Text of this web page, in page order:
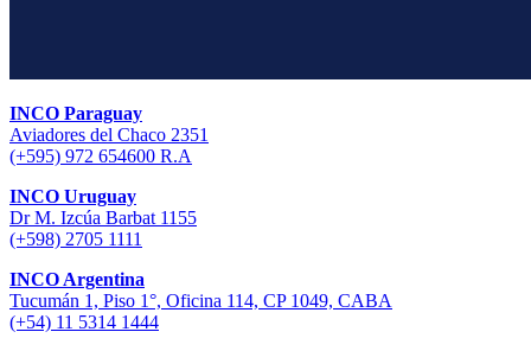
INCO Paraguay
Aviadores del Chaco 2351
(+595) 972 654600 R.A
INCO Uruguay
Dr M. Izcúa Barbat 1155
(+598) 2705 1111
INCO Argentina
Tucumán 1, Piso 1°, Oficina 114, CP 1049, CABA
(+54) 11 5314 1444